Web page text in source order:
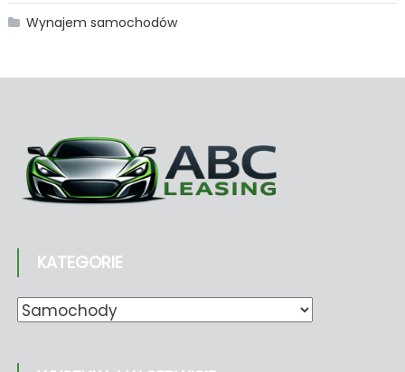
Wynajem samochodów
KATEGORIE
Kategorie